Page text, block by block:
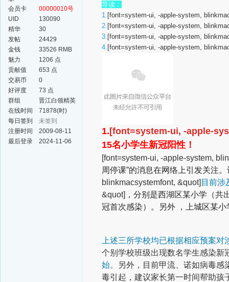
会员卡
00000010号
UID
130090
精华
30
发帖
24429
金钱
33526 RMB
魅力
1206 点
贡献值
653 点
交易币
0
好评度
73 点
群组
晋江白领精英
群
在线时间
71878(时)
每日签到
未签到
注册时间
2009-08-11
最后登录
2024-11-06
导读：
1. [font=system-ui, -apple-system,
2. [font=system-ui, -apple-system,
3. [font=system-ui, -apple-system,
4. [font=system-ui, -apple-system,
1. [font=system-ui, -apple-
15名小学生新冠阳性！
[font=system-ui, -apple-system,
周停课”的消息在网络上引发关注
blinkmacsystemfont, &quot] 目前涉
&quot] ，分别是西湖区某小学（
冠首次感染）。另外 ，上城区某
上述三所学校均已根据相应预案
个别学校班级出现数名学生感染新
始。
另外，目前甲流、诺如病毒感
毒引起，建议家长第一时间帮助孩